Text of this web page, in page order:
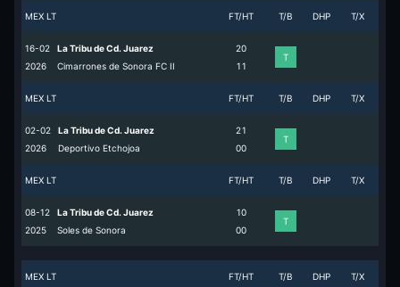
MEX LT FT/HT T/B DHP T/X
16-02
2026
La Tribu de Cd. Juarez
Cimarrones de Sonora FC II
2
1
0
1
T
MEX LT FT/HT T/B DHP T/X
02-02
2026
La Tribu de Cd. Juarez
Deportivo Etchojoa
2
0
1
0
T
MEX LT FT/HT T/B DHP T/X
08-12
2025
La Tribu de Cd. Juarez
Soles de Sonora
1
0
0
0
T
MEX LT FT/HT T/B DHP T/X